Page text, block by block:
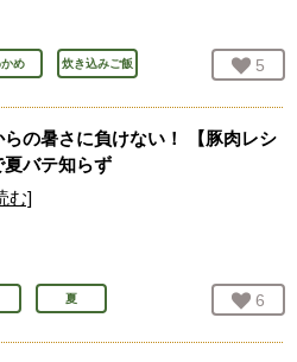
め 炊き込みご飯 お気
5
らの暑さに負けない！ 【豚肉レシ
夏バテ知らず
む]
夏 お気
6